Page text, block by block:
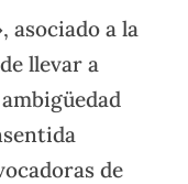
asociado a la
llevar a
de